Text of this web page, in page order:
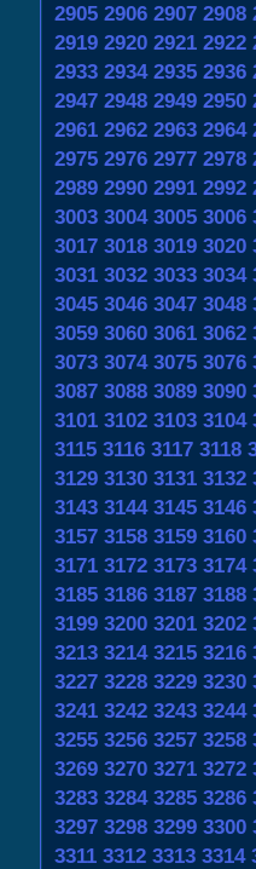
2905 2906 2907 2908
2919 2920 2921 2922
2933 2934 2935 2936
2947 2948 2949 2950
2961 2962 2963 2964
2975 2976 2977 2978
2989 2990 2991 2992
3003 3004 3005 3006
3017 3018 3019 3020
3031 3032 3033 3034
3045 3046 3047 3048
3059 3060 3061 3062
3073 3074 3075 3076
3087 3088 3089 3090
3101 3102 3103 3104
3115 3116 3117 3118
3129 3130 3131 3132
3143 3144 3145 3146
3157 3158 3159 3160
3171 3172 3173 3174
3185 3186 3187 3188
3199 3200 3201 3202
3213 3214 3215 3216
3227 3228 3229 3230
3241 3242 3243 3244
3255 3256 3257 3258
3269 3270 3271 3272
3283 3284 3285 3286
3297 3298 3299 3300
3311 3312 3313 3314